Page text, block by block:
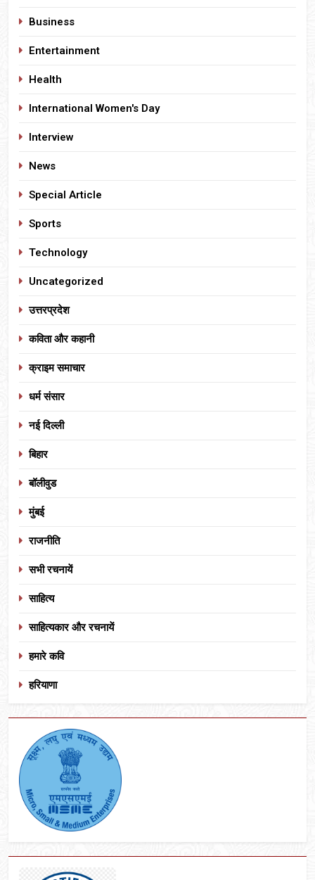
Business
Entertainment
Health
International Women's Day
Interview
News
Special Article
Sports
Technology
Uncategorized
उत्तरप्रदेश
कविता और कहानी
क्राइम समाचार
धर्म संसार
नई दिल्ली
बिहार
बॉलीवुड
मुंबई
राजनीति
सभी रचनायें
साहित्य
साहित्यकार और रचनायें
हमारे कवि
हरियाणा